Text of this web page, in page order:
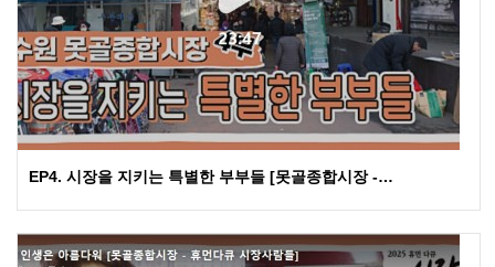
EP4. 시장을 지키는 특별한 부부들 [못골종합시장 -…